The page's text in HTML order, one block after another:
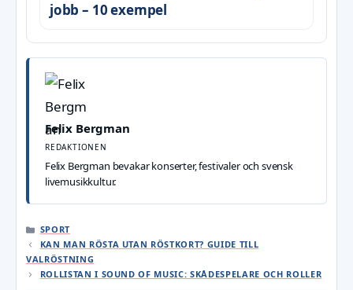
jobb – 10 exempel
Felix Bergman
REDAKTIONEN
Felix Bergman bevakar konserter, festivaler och svensk
livemusikkultur.
KATEGORIER
SPORT
KAN MAN RÖSTA UTAN RÖSTKORT? GUIDE TILL
VALRÖSTNING
ROLLISTAN I SOUND OF MUSIC: SKÅDESPELARE OCH ROLLER